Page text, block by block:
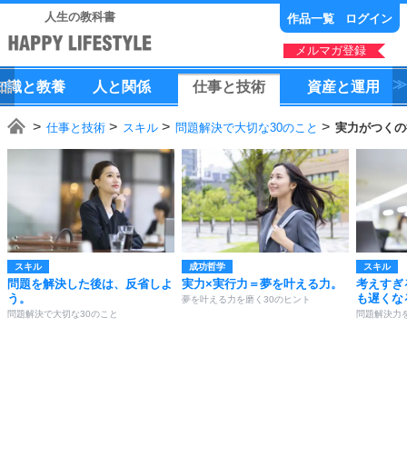
人生の教科書 作品一覧 ログイン
メルマガ登録
識と教養 人 と 関係 仕事と技術 資産と運用
仕事と技術 スキル 問題解決で大切な30のこと 実力がつく
スキル
問題を解決した後は、反省しよ
う。
問題解決で大切な30のこと
成功哲学
実力×実行力＝夢を叶える力。
夢を叶える力を磨く30のヒント
スキル
考えすぎ
も遅くな
問題解決力